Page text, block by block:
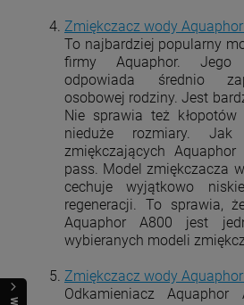
Zmiękczacz wody
To najbardziej popularny
firmy Aquaphor. Jego
odpowiada średnio
osobowej rodziny. Jest
Nie sprawia też
nieduże rozmiary.
zmiękczających
pass. Model zmiękczacza
cechuje wyjątkowo
regeneracji. To sprawia,
Aquaphor A800 jest
wybieranych modeli
Zmiękczacz wody
Odkamieniacz